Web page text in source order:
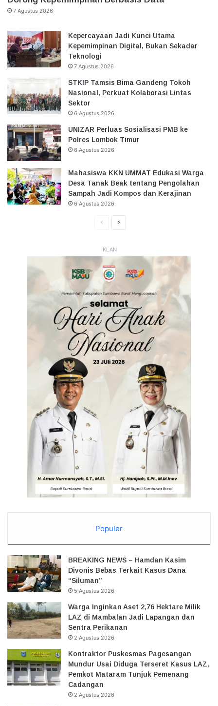
7 Agustus 2026
Kepercayaan Jadi Kunci Utama
Kepemimpinan Digital, Bukan Sekadar
Teknologi
7 Agustus 2026
STKIP Tamsis Bima Gandeng Tokoh
Nasional, Perkuat Kolaborasi Lintas
Sektor
6 Agustus 2026
UNIZAR Perluas Sosialisasi PMB ke
Polres Lombok Timur
6 Agustus 2026
Mahasiswa KKN UMMAT Edukasi Warga
Desa Tanak Beak tentang Pengolahan
Sampah Jadi Kompos dan Kerajinan
6 Agustus 2026
HalamanHalaman
IKLAN
Populer
BREAKING NEWS – Hamdan Kasim
Divonis Bebas Terkait Kasus Dana
“Siluman”
5 Agustus 2026
Warga Inginkan Aset 2,76 Hektare Milik
LAZ di Mambalan Jadi Lapangan dan
Sentra Perikanan
2 Agustus 2026
Kontraktor Puskesmas Pagesangan
Mundur Usai Diduga Terseret Kasus LAZ,
Pemkot Mataram Tunjuk Pemenang
Cadangan
2 Agustus 2026